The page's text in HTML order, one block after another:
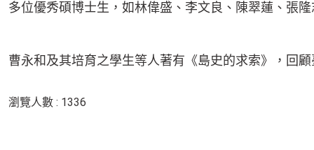
多位優秀碩博士生，如林偉盛、李文良、陳翠蓮、張
曹永和及其培育之學生等人著有《島史的求索》，回
瀏覽人數 : 1336